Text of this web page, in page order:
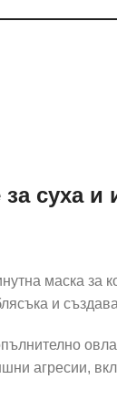
суха
маска за
и
агресии,